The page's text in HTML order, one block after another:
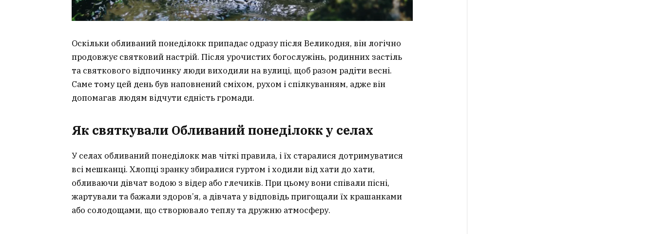
Оскільки обливаний понеділокк припадає одразу після Великодня, він логічно
продовжує святковий настрій. Після урочистих богослужінь, родинних застіль
та святкового відпочинку люди виходили на вулиці, щоб разом радіти весні.
Саме тому цей день був наповнений сміхом, рухом і спілкуванням, адже він
допомагав людям відчути єдність громади.
Як святкували Обливаний понеділокк у селах
У селах обливаний понеділокк мав чіткі правила, і їх старалися дотримуватися
всі мешканці. Хлопці зранку збиралися гуртом і ходили від хати до хати,
обливаючи дівчат водою з відер або глечиків. При цьому вони співали пісні,
жартували та бажали здоров’я, а дівчата у відповідь пригощали їх крашанками
або солодощами, що створювало теплу та дружню атмосферу.